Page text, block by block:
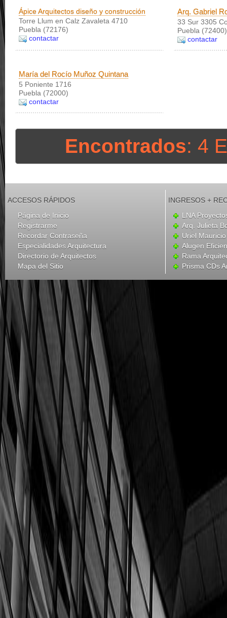
Ápice Arquitectos diseño y construcción
Torre Llum en Calz Zavaleta 4710
Puebla (72176)
contactar
Arq. Gabriel
33 Sur 3305
Puebla (72400)
contactar
María del Rocío Muñoz Quintana
5 Poniente 1716
Puebla (72000)
contactar
Encontrados: 4
ACCESOS RÁPIDOS
Página de Inicio
Registrarme
Recordar Contraseña
Especialidades Arquitectura
Directorio de Arquitectos
Mapa del Sitio
INGRESOS +
LNA
Arq. Julieta
Uriel
Alugen
Rama
Prisma CDs